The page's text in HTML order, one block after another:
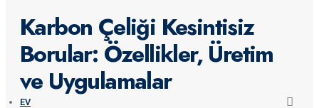
Karbon Çeliği Kesintisiz
Borular: Özellikler, Üretim
ve Uygulamalar
EV